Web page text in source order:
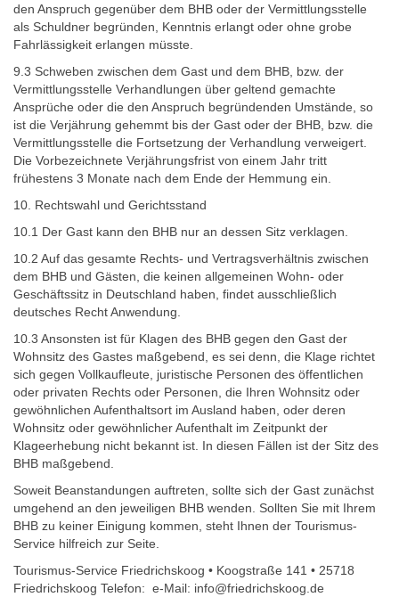
den Anspruch gegenüber dem BHB oder der Vermittlungsstelle
als Schuldner begründen, Kenntnis erlangt oder ohne grobe
Fahrlässigkeit erlangen müsste.
9.3 Schweben zwischen dem Gast und dem BHB, bzw. der
Vermittlungsstelle Verhandlungen über geltend gemachte
Ansprüche oder die den Anspruch begründenden Umstände, so
ist die Verjährung gehemmt bis der Gast oder der BHB, bzw. die
Vermittlungsstelle die Fortsetzung der Verhandlung verweigert.
Die Vorbezeichnete Verjährungsfrist von einem Jahr tritt
frühestens 3 Monate nach dem Ende der Hemmung ein.
10. Rechtswahl und Gerichtsstand
10.1 Der Gast kann den BHB nur an dessen Sitz verklagen.
10.2 Auf das gesamte Rechts- und Vertragsverhältnis zwischen
dem BHB und Gästen, die keinen allgemeinen Wohn- oder
Geschäftssitz in Deutschland haben, findet ausschließlich
deutsches Recht Anwendung.
10.3 Ansonsten ist für Klagen des BHB gegen den Gast der
Wohnsitz des Gastes maßgebend, es sei denn, die Klage richtet
sich gegen Vollkaufleute, juristische Personen des öffentlichen
oder privaten Rechts oder Personen, die Ihren Wohnsitz oder
gewöhnlichen Aufenthaltsort im Ausland haben, oder deren
Wohnsitz oder gewöhnlicher Aufenthalt im Zeitpunkt der
Klageerhebung nicht bekannt ist. In diesen Fällen ist der Sitz des
BHB maßgebend.
Soweit Beanstandungen auftreten, sollte sich der Gast zunächst
umgehend an den jeweiligen BHB wenden. Sollten Sie mit Ihrem
BHB zu keiner Einigung kommen, steht Ihnen der Tourismus-
Service hilfreich zur Seite.
Tourismus-Service Friedrichskoog • Koogstraße 141 • 25718
Friedrichskoog Telefon: e-Mail: info@friedrichskoog.de